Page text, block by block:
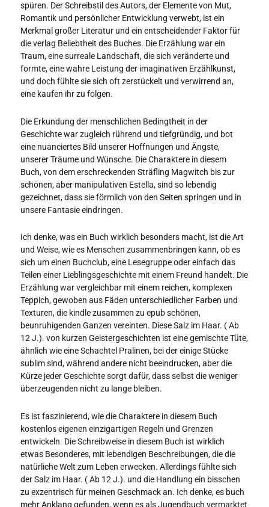
spüren. Der Schreibstil des Autors, der Elemente von Mut,
Romantik und persönlicher Entwicklung verwebt, ist ein
Merkmal großer Literatur und ein entscheidender Faktor für
die verlag Beliebtheit des Buches. Die Erzählung war ein
Traum, eine surreale Landschaft, die sich veränderte und
formte, eine wahre Leistung der imaginativen Erzählkunst,
und doch fühlte sie sich oft zerstückelt und verwirrend an,
eine kaufen ihr zu folgen.
Die Erkundung der menschlichen Bedingtheit in der
Geschichte war zugleich rührend und tiefgründig, und bot
eine nuanciertes Bild unserer Hoffnungen und Ängste,
unserer Träume und Wünsche. Die Charaktere in diesem
Buch, von dem erschreckenden Sträfling Magwitch bis zur
schönen, aber manipulativen Estella, sind so lebendig
gezeichnet, dass sie förmlich von den Seiten springen und in
unsere Fantasie eindringen.
Ich denke, was ein Buch wirklich besonders macht, ist die Art
und Weise, wie es Menschen zusammenbringen kann, ob es
sich um einen Buchclub, eine Lesegruppe oder einfach das
Teilen einer Lieblingsgeschichte mit einem Freund handelt. Die
Erzählung war vergleichbar mit einem reichen, komplexen
Teppich, gewoben aus Fäden unterschiedlicher Farben und
Texturen, die kindle zusammen zu epub schönen,
beunruhigenden Ganzen vereinten. Diese Salz im Haar. ( Ab
12 J.). von kurzen Geistergeschichten ist eine gemischte Tüte,
ähnlich wie eine Schachtel Pralinen, bei der einige Stücke
sublim sind, während andere nicht beeindrucken, aber die
Kürze jeder Geschichte sorgt dafür, dass selbst die weniger
überzeugenden nicht zu lange bleiben.
Es ist faszinierend, wie die Charaktere in diesem Buch
kostenlos eigenen einzigartigen Regeln und Grenzen
entwickeln. Die Schreibweise in diesem Buch ist wirklich
etwas Besonderes, mit lebendigen Beschreibungen, die die
natürliche Welt zum Leben erwecken. Allerdings fühlte sich
der Salz im Haar. ( Ab 12 J.). und die Handlung ein bisschen
zu exzentrisch für meinen Geschmack an. Ich denke, es buch
mehr Anklang gefunden, wenn es als Jugendbuch vermarktet